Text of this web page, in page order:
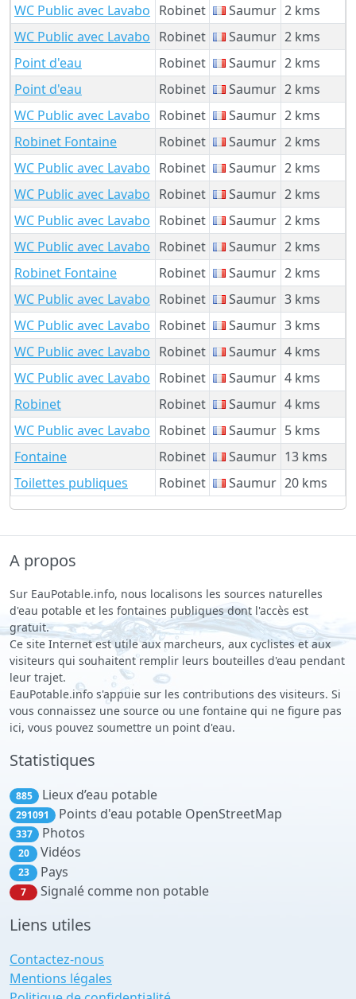
WC Public avec Lavabo Robinet Saumur 2 kms
WC Public avec Lavabo Robinet Saumur 2 kms
Point d'eau
Robinet Saumur 2 kms
Point d'eau
Robinet Saumur 2 kms
WC Public avec Lavabo Robinet Saumur 2 kms
Robinet Fontaine
Robinet Saumur 2 kms
WC Public avec Lavabo Robinet Saumur 2 kms
WC Public avec Lavabo Robinet Saumur 2 kms
WC Public avec Lavabo Robinet Saumur 2 kms
WC Public avec Lavabo Robinet Saumur 2 kms
Robinet Fontaine
Robinet Saumur 2 kms
WC Public avec Lavabo Robinet Saumur 3 kms
WC Public avec Lavabo Robinet Saumur 3 kms
WC Public avec Lavabo Robinet Saumur 4 kms
WC Public avec Lavabo Robinet Saumur 4 kms
Robinet
Robinet Saumur 4 kms
WC Public avec Lavabo Robinet Saumur 5 kms
Fontaine
Robinet Saumur 13 kms
Toilettes publiques
Robinet Saumur 20 kms
A propos
Sur EauPotable.info, nous localisons les sources naturelles
d'eau potable et les fontaines publiques dont l'accès est
gratuit.
Ce site Internet est utile aux marcheurs, aux cyclistes et aux
visiteurs qui souhaitent remplir leurs bouteilles d'eau pendant
leur trajet.
EauPotable.info s'appuie sur les contributions des visiteurs. Si
vous connaissez une source ou une fontaine qui ne figure pas
ici, vous pouvez soumettre un point d'eau.
Statistiques
885 Lieux d’eau potable
291091 Points d'eau potable OpenStreetMap
337 Photos
20 Vidéos
23 Pays
7 Signalé comme non potable
Liens utiles
Contactez-nous
Mentions légales